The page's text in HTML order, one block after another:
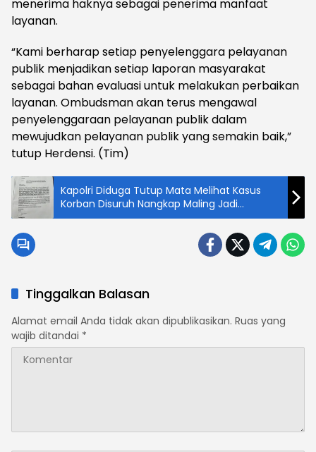
menerima haknya sebagai penerima manfaat
layanan.
“Kami berharap setiap penyelenggara pelayanan
publik menjadikan setiap laporan masyarakat
sebagai bahan evaluasi untuk melakukan perbaikan
layanan. Ombudsman akan terus mengawal
penyelenggaraan pelayanan publik dalam
mewujudkan pelayanan publik yang semakin baik,”
tutup Herdensi. (Tim)
Kapolri Diduga Tutup Mata Melihat Kasus
Korban Disuruh Nangkap Maling Jadi
Tersangka di Medan, Keluarga : Pengadilan
Sebut Terdakwa Sudah Berdamai, Tapi di
Polisi Sepertinya Tidak Sah dan Korban Yang
Tinggalkan Balasan
Alamat email Anda tidak akan dipublikasikan. Ruas yang
wajib ditandai *